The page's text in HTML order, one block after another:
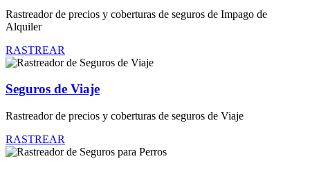
Rastreador de precios y coberturas de seguros de Impago de
Alquiler
RASTREAR
Seguros de Viaje
Rastreador de precios y coberturas de seguros de Viaje
RASTREAR